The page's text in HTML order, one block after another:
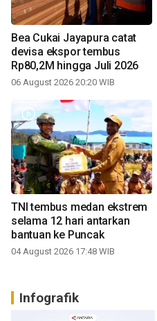
Bea Cukai Jayapura catat
devisa ekspor tembus
Rp80,2M hingga Juli 2026
06 August 2026 20:20 WIB
TNI tembus medan ekstrem
selama 12 hari antarkan
bantuan ke Puncak
04 August 2026 17:48 WIB
Infografik